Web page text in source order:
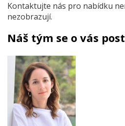
Kontaktujte nás pro nabídku
nezobrazují.
Náš tým se o vás